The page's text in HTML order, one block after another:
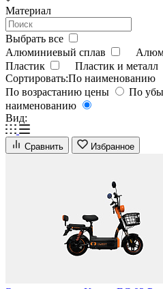
Материал
Выбрать все
Алюминиевый сплав
Пластик
Пластик и металл
Сортировать:По наименованию
По возрастанию цены
По
наименованию
Вид:
Сравнить Избранное